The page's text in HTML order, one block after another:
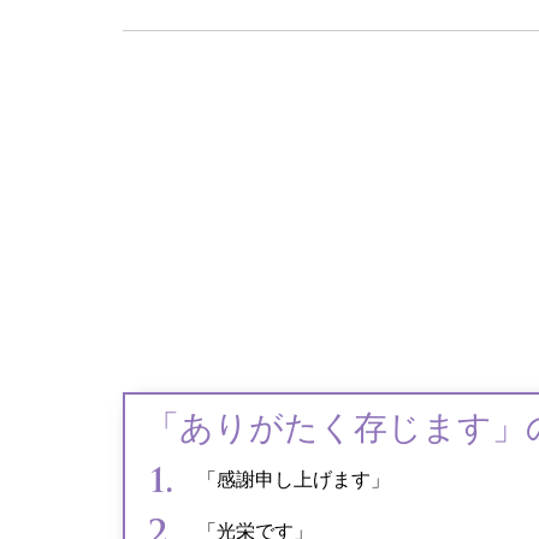
「ありがたく存じます」
「感謝申し上げます」
「光栄です」